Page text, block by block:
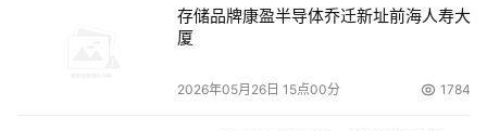
存储品牌康盈半导体乔迁新址前海人寿大
厦
2026年05月26日 15点00分 1784